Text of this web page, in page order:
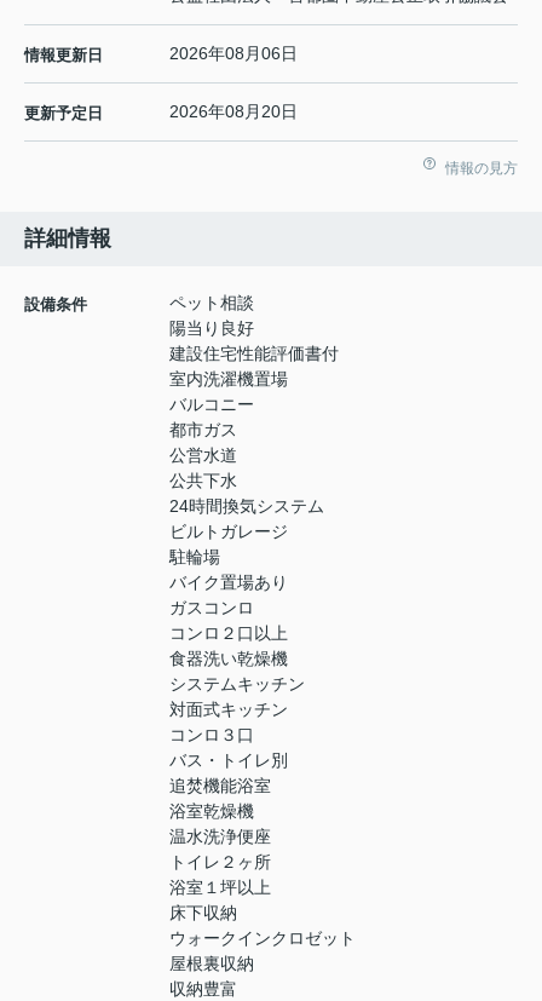
情報更新日 2026年08月06日
更新予定日 2026年08月20日
情報の見方
詳細情報
設備条件
ペット相談
陽当り良好
建設住宅性能評価書付
室内洗濯機置場
バルコニー
都市ガス
公営水道
公共下水
24時間換気システム
ビルトガレージ
駐輪場
バイク置場あり
ガスコンロ
コンロ２口以上
食器洗い乾燥機
システムキッチン
対面式キッチン
コンロ３口
バス・トイレ別
追焚機能浴室
浴室乾燥機
温水洗浄便座
トイレ２ヶ所
浴室１坪以上
床下収納
ウォークインクロゼット
屋根裏収納
収納豊富